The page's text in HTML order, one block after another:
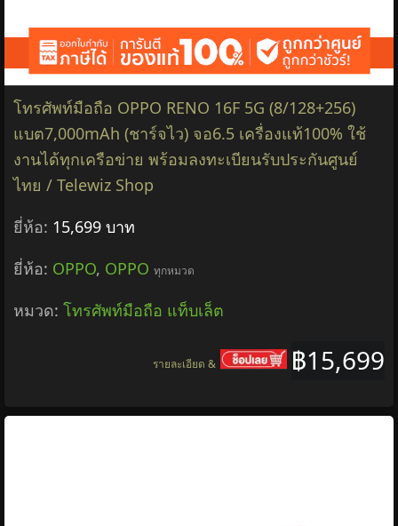
โทรศัพท์มือถือ OPPO RENO 16F 5G (8/128+256)
แบต7,000mAh (ชาร์จไว) จอ6.5 เครื่องแท้100% ใช้
งานได้ทุกเครือข่าย พร้อมลงทะเบียนรับประกันศูนย์
ไทย / Telewiz Shop
ยี่ห้อ: 15,699 บาท
ยี่ห้อ: OPPO, OPPO ทุกหมวด
หมวด: โทรศัพท์มือถือ แท็บเล็ต
฿15,699
รายละเอียด &